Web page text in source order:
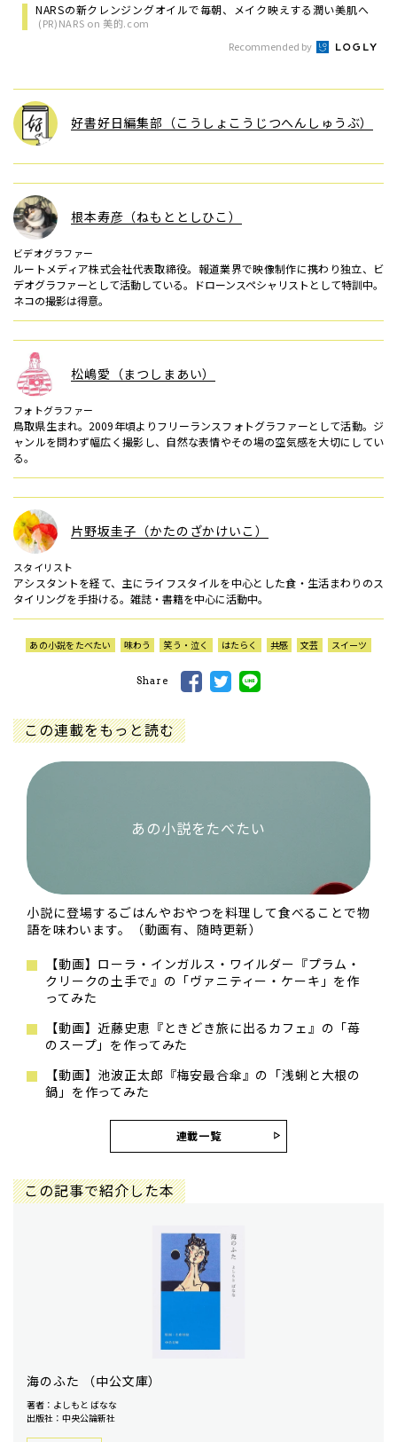
NARSの新クレンジングオイルで毎朝、メイク映えする潤い美肌へ
(PR)NARS on 美的.com
Recommended by
好書好日編集部（こうしょこうじつへんしゅうぶ）
根本寿彦（ねもととしひこ）
ビデオグラファー
ルートメディア株式会社代表取締役。報道業界で映像制作に携わり独立、ビ
デオグラファーとして活動している。ドローンスペシャリストとして特訓中。
ネコの撮影は得意。
松嶋愛（まつしまあい）
フォトグラファー
鳥取県生まれ。2009年頃よりフリーランスフォトグラファーとして活動。ジ
ャンルを問わず幅広く撮影し、自然な表情やその場の空気感を大切にしてい
る。
片野坂圭子（かたのざかけいこ）
スタイリスト
アシスタントを経て、主にライフスタイルを中心とした食・生活まわりのス
タイリングを手掛ける。雑誌・書籍を中心に活動中。
あの小説をたべたい 味わう 笑う・泣く はたらく 共感 文芸 スイーツ
Share
この連載をもっと読む
あの小説をたべたい
小説に登場するごはんやおやつを料理して食べることで物
語を味わいます。（動画有、随時更新）
【動画】ローラ・インガルス・ワイルダー『プラム・
クリークの土手で』の「ヴァニティー・ケーキ」を作
ってみた
【動画】近藤史恵『ときどき旅に出るカフェ』の「苺
のスープ」を作ってみた
【動画】池波正太郎『梅安最合傘』の「浅蜊と大根の
鍋」を作ってみた
連載一覧
この記事で紹介した本
海のふた （中公文庫）
著者：よしもと ばなな
出版社：中央公論新社